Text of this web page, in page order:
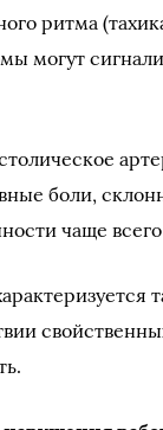
ритма
могут
боли,
чаще